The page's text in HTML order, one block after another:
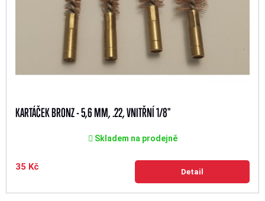
KARTÁČEK BRONZ - 5,6 MM, .22, VNITŘNÍ 1/8"
Skladem na prodejně
35 Kč Detail